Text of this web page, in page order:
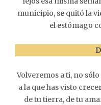
municipio, se quitó la
el estómago
Volveremos a ti, no
a la que has visto
de tu tierra, de tu